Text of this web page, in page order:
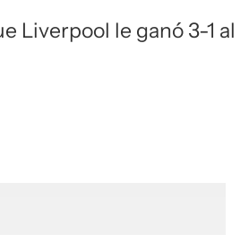
Liverpool le ganó 3-1 al